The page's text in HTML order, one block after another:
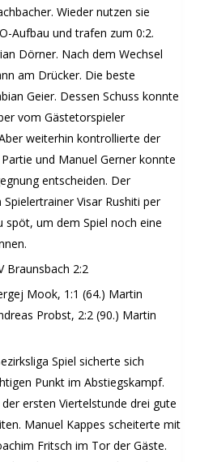
Wieder nutzen sie
Aufbau und trafen zum 0:2.
Dörner. Nach dem Wechsel
am Drücker. Die beste
Geier. Dessen Schuss konnte
vom Gästetorspieler
weiterhin kontrollierte der
und Manuel Gerner konnte
entscheiden. Der
Visar Rushiti per
spöt, um dem Spiel noch eine
Braunsbach 2:2
Mook, 1:1 (64.) Martin
Probst, 2:2 (90.) Martin
Spiel sicherte sich
Punkt im Abstiegskampf.
ersten Viertelstunde drei gute
Manuel Kappes scheiterte mit
Fritsch im Tor der Gäste.